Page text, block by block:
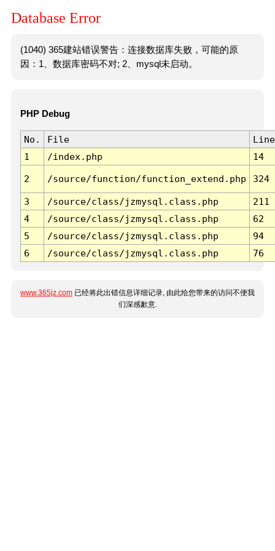
Database Error
(1040) 365建站错误警告：连接数据库失败，可能的原
因：1、数据库密码不对; 2、mysql未启动。
PHP Debug
No. File
Line
1
/index.php 14
2 /source/function/function_extend.php 324
3 /source/class/jzmysql.class.php
211
4
/source/class/jzmysql.class.php
62
5
/source/class/jzmysql.class.php
94
6
/source/class/jzmysql.class.php 76
www.365jz.com 已经将此出错信息详细记录, 由此给您带来的访问不便我
们深感歉意.